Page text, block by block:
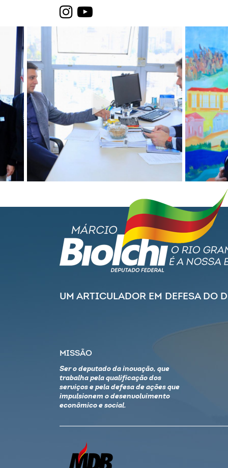
UM ARTICULADOR EM DEFESA DO
MISSÃO
Ser o deputado da inovação, que
trabalha pela qualificação dos
serviços e pela defesa de ações que
impulsionem o desenvolvimento
econômico e social.